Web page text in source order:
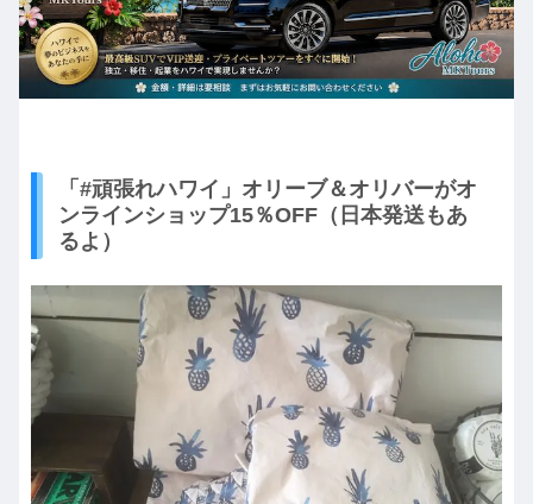
「#頑張れハワイ」オリーブ＆オリバーがオ
ンラインショップ15％OFF（日本発送もあ
るよ）